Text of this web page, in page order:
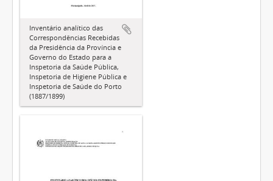
Inventário analítico das
Correspondências Recebidas
da Presidência da Província e
Governo do Estado para a
Inspetoria da Saúde Pública,
Inspetoria de Higiene Pública e
Inspetoria de Saúde do Porto
(1887/1899)